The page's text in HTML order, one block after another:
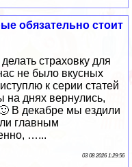
обязательно стоит
страховку для
не было вкусных
к серии статей
на днях вернулись,
В декабре мы ездили
главным
…...
03 08 2026 1:29:56